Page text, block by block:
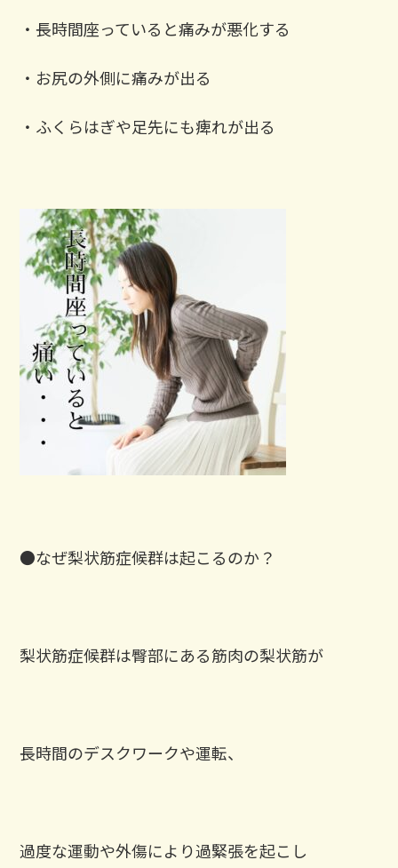
・長時間座っていると痛みが悪化する
・お尻の外側に痛みが出る
・ふくらはぎや足先にも痺れが出る
●なぜ梨状筋症候群は起こるのか？
梨状筋症候群は臀部にある筋肉の梨状筋が
長時間のデスクワークや運転、
過度な運動や外傷により過緊張を起こし